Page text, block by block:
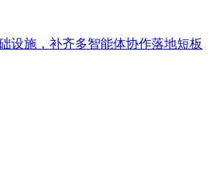
设施，补齐多智能体协作落地短板